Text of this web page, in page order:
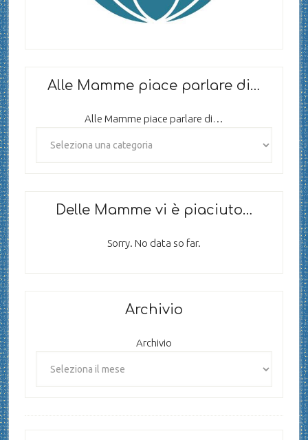
Alle Mamme piace parlare di…
Alle Mamme piace parlare di…
Delle Mamme vi è piaciuto…
Sorry. No data so far.
Archivio
Archivio